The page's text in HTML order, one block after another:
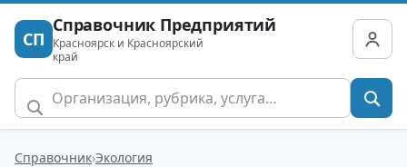
СП
Справочник Предприятий
Красноярск и Красноярский
край
Справочник Экология